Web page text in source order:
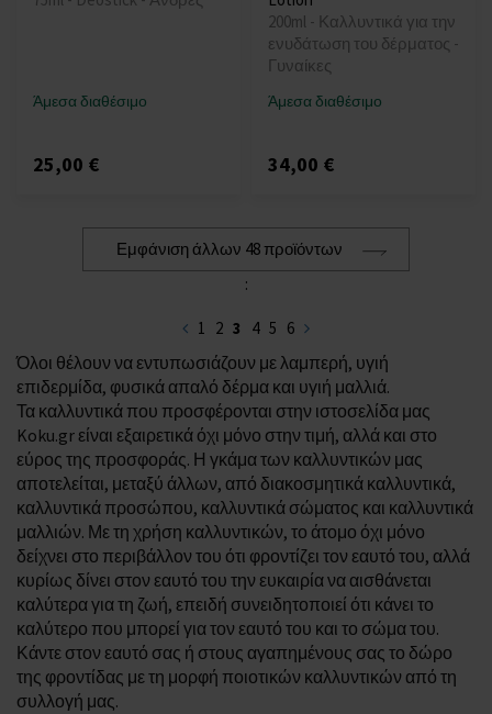
Άμεσα διαθέσιμο
25,00 €
200ml - Καλλυντικά για την
ενυδάτωση του δέρματος -
Γυναίκες
Άμεσα διαθέσιμο
34,00 €
Εμφάνιση άλλων 48 προϊόντων
:
1 2 3 4 5 6
Όλοι θέλουν να εντυπωσιάζουν με λαμπερή, υγιή
επιδερμίδα, φυσικά απαλό δέρμα και υγιή μαλλιά.
Τα καλλυντικά που προσφέρονται στην ιστοσελίδα μας
Koku.gr είναι εξαιρετικά όχι μόνο στην τιμή, αλλά και στο
εύρος της προσφοράς. Η γκάμα των καλλυντικών μας
αποτελείται, μεταξύ άλλων, από διακοσμητικά καλλυντικά,
καλλυντικά προσώπου, καλλυντικά σώματος και καλλυντικά
μαλλιών. Με τη χρήση καλλυντικών, το άτομο όχι μόνο
δείχνει στο περιβάλλον του ότι φροντίζει τον εαυτό του, αλλά
κυρίως δίνει στον εαυτό του την ευκαιρία να αισθάνεται
καλύτερα για τη ζωή, επειδή συνειδητοποιεί ότι κάνει το
καλύτερο που μπορεί για τον εαυτό του και το σώμα του.
Κάντε στον εαυτό σας ή στους αγαπημένους σας το δώρο
της φροντίδας με τη μορφή ποιοτικών καλλυντικών από τη
συλλογή μας.